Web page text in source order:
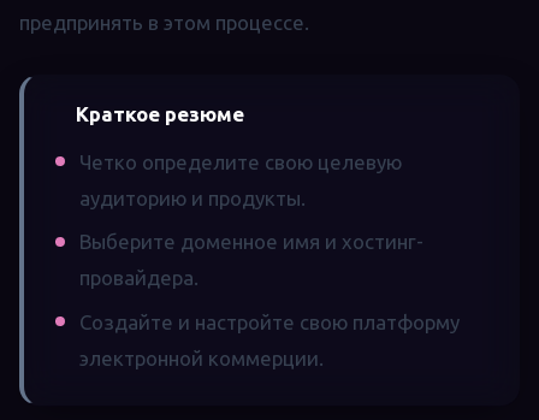
предпринять в этом процессе.
Краткое резюме
Четко определите свою целевую
аудиторию и продукты.
Выберите доменное имя и хостинг-
провайдера.
Создайте и настройте свою платформу
электронной коммерции.